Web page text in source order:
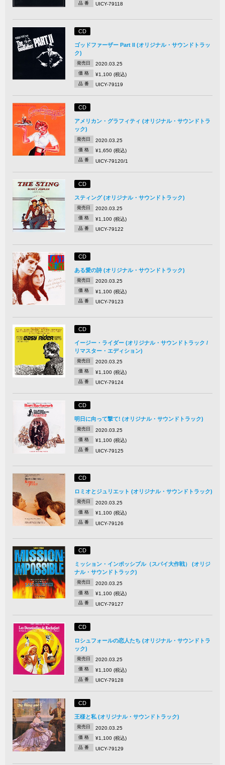
品 番 UICY-79118
CD
ゴッドファーザー Part II (オリジナル・サウンドトラッ
ク)
発売日 2020.03.25
価 格 ¥1,100 (税込)
品 番 UICY-79119
CD
アメリカン・グラフィティ (オリジナル・サウンドトラ
ック)
発売日 2020.03.25
価 格 ¥1,650 (税込)
品 番 UICY-79120/1
CD
スティング (オリジナル・サウンドトラック)
発売日 2020.03.25
価 格 ¥1,100 (税込)
品 番 UICY-79122
CD
ある愛の詩 (オリジナル・サウンドトラック)
発売日 2020.03.25
価 格 ¥1,100 (税込)
品 番 UICY-79123
CD
イージー・ライダー (オリジナル・サウンドトラック /
リマスター・エディション)
発売日 2020.03.25
価 格 ¥1,100 (税込)
品 番 UICY-79124
CD
明日に向って撃て! (オリジナル・サウンドトラック)
発売日 2020.03.25
価 格 ¥1,100 (税込)
品 番 UICY-79125
CD
ロミオとジュリエット (オリジナル・サウンドトラック)
発売日 2020.03.25
価 格 ¥1,100 (税込)
品 番 UICY-79126
CD
ミッション・インポッシブル（スパイ大作戦） (オリジ
ナル・サウンドトラック)
発売日 2020.03.25
価 格 ¥1,100 (税込)
品 番 UICY-79127
CD
ロシュフォールの恋人たち (オリジナル・サウンドトラ
ック)
発売日 2020.03.25
価 格 ¥1,100 (税込)
品 番 UICY-79128
CD
王様と私 (オリジナル・サウンドトラック)
発売日 2020.03.25
価 格 ¥1,100 (税込)
品 番 UICY-79129